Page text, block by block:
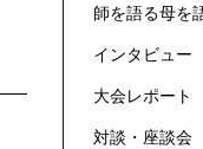
師を語る母を
インタビュー
大会レポート
対談・座談会